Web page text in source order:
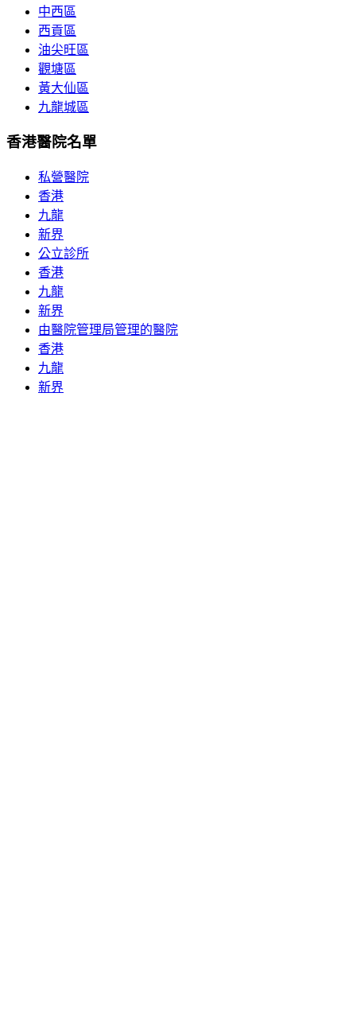
中西區
西貢區
油尖旺區
觀塘區
黃大仙區
九龍城區
香港醫院名單
私營醫院
香港
九龍
新界
公立診所
香港
九龍
新界
由醫院管理局管理的醫院
香港
九龍
新界